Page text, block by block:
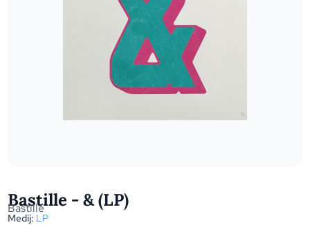
Bastille - & (LP)
Bastille
Medij: LP